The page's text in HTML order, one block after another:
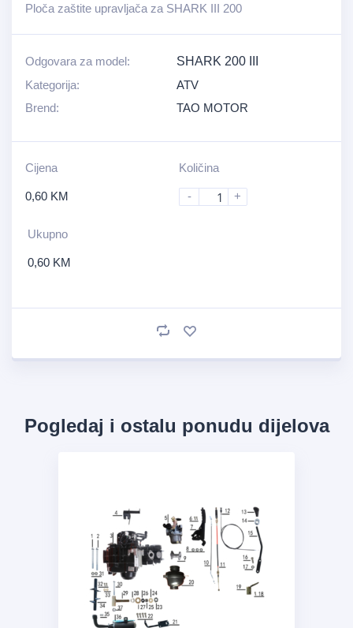
Ploča zaštite upravljača za SHARK III 200
Odgovara za model:
SHARK 200 III
Kategorija:
ATV
Brend:
TAO MOTOR
Cijena
0,60 KM
Količina
- +
Ukupno
0,60 KM
Pogledaj i ostalu ponudu dijelova